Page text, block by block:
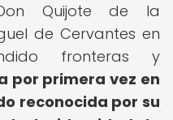
Quijote de la
de Cervantes en
fronteras y
por primera vez en
reconocida por su